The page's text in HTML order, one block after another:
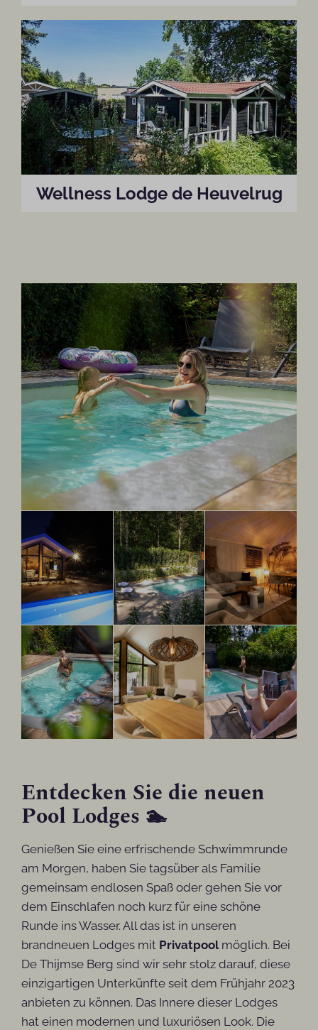
Wellness Lodge de Heuvelrug
Entdecken Sie die neuen
Pool Lodges 🏊
Genießen Sie eine erfrischende Schwimmrunde
am Morgen, haben Sie tagsüber als Familie
gemeinsam endlosen Spaß oder gehen Sie vor
dem Einschlafen noch kurz für eine schöne
Runde ins Wasser. All das ist in unseren
brandneuen Lodges mit Privatpoolmöglich. Bei
De Thijmse Berg sind wir sehr stolz darauf, diese
einzigartigen Unterkünfte seit dem Frühjahr 2023
anbieten zu können. Das Innere dieser Lodges
hat einen modernen und luxuriösen Look. Die